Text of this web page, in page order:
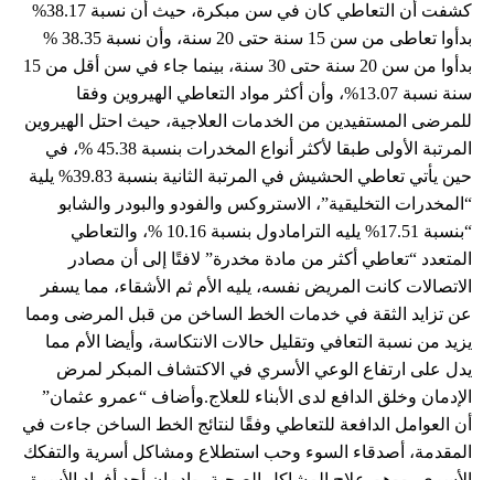
كشفت أن التعاطي كان في سن مبكرة، حيث أن نسبة 38.17%
بدأوا تعاطى من سن 15 سنة حتى 20 سنة، وأن نسبة 38.35 %
بدأوا من سن 20 سنة حتى 30 سنة، بينما جاء في سن أقل من 15
سنة نسبة 13.07%، وأن أكثر مواد التعاطي الهيروين وفقا
للمرضى المستفيدين من الخدمات العلاجية، حيث احتل الهيروين
المرتبة الأولى طبقا لأكثر أنواع المخدرات بنسبة 45.38 %، في
حين يأتي تعاطي الحشيش في المرتبة الثانية بنسبة 39.83% يلية
“المخدرات التخليقية”، الاستروكس والفودو والبودر والشابو
“بنسبة 17.51% يليه الترامادول بنسبة 10.16 %، والتعاطي
المتعدد “تعاطي أكثر من مادة مخدرة” لافتًا إلى أن مصادر
الاتصالات كانت المريض نفسه، يليه الأم ثم الأشقاء، مما يسفر
عن تزايد الثقة في خدمات الخط الساخن من قبل المرضى ومما
يزيد من نسبة التعافي وتقليل حالات الانتكاسة، وأيضا الأم مما
يدل على ارتفاع الوعي الأسري في الاكتشاف المبكر لمرض
الإدمان وخلق الدافع لدى الأبناء للعلاج.وأضاف “عمرو عثمان”
أن العوامل الدافعة للتعاطي وفقًا لنتائج الخط الساخن جاءت في
المقدمة، أصدقاء السوء وحب استطلاع ومشاكل أسرية والتفكك